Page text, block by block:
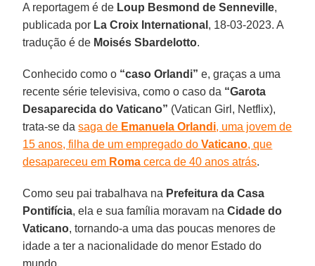
A reportagem é de Loup Besmond de Senneville,
publicada por La Croix International , 18-03-2023. A
tradução é de Moisés Sbardelotto.
Conhecido como o “caso Orlandi” e, graças a uma
recente série televisiva, como o caso da “Garota
Desaparecida do Vaticano” (Vatican Girl, Netflix),
trata-se dasaga de Emanuela Orlandi, uma jovem de
15 anos, filha de um empregado doVaticano, que
desapareceu em Roma cerca de 40 anos atrás.
Como seu pai trabalhava na Prefeitura da Casa
Pontifícia, ela e sua família moravam naCidade do
Vaticano, tornando-a uma das poucas menores de
idade a ter a nacionalidade do menor Estado do
mundo.